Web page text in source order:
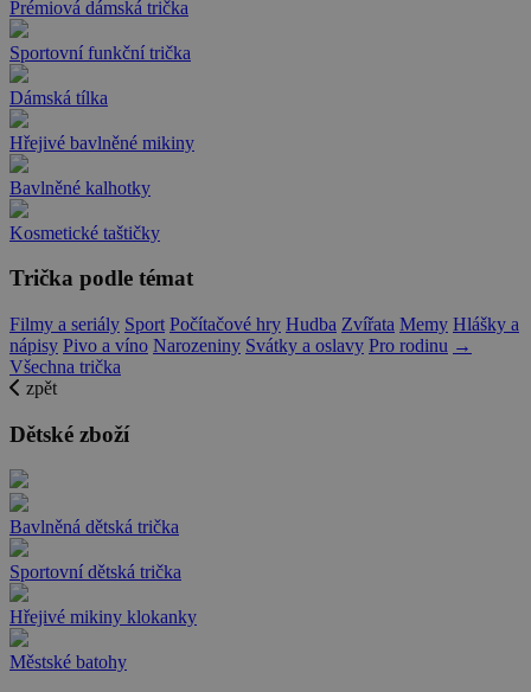
Prémiová dámská trička
Sportovní funkční trička
Dámská tílka
Hřejivé bavlněné mikiny
Bavlněné kalhotky
Kosmetické taštičky
Trička podle témat
Filmy a seriály Sport Počítačové hry Hudba Zvířata Memy Hlášky a
nápisy Pivo a víno Narozeniny Svátky a oslavy Pro rodinu →
Všechna trička
zpět
Dětské zboží
Bavlněná dětská trička
Sportovní dětská trička
Hřejivé mikiny klokanky
Městské batohy